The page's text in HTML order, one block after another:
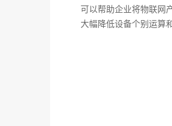
可以帮助企业将物联网
大幅降低设备个别运算